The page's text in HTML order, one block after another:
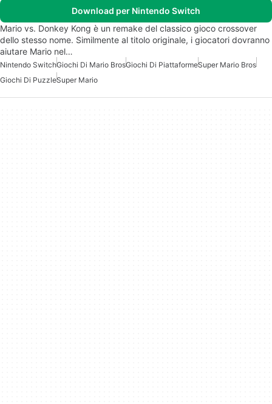
Download per Nintendo Switch
Mario vs. Donkey Kong è un remake del classico gioco crossover
dello stesso nome. Similmente al titolo originale, i giocatori dovranno
aiutare Mario nel…
Nintendo SwitchGiochi Di Mario BrosGiochi Di PiattaformeSuper Mario Bros
Giochi Di PuzzleSuper Mario